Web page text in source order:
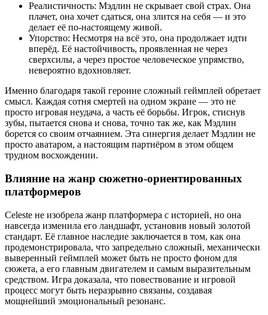
Реалистичность: Мэдлин не скрывает свой страх. Она
плачет, она хочет сдаться, она злится на себя — и это
делает её по-настоящему живой.
Упорство: Несмотря на всё это, она продолжает идти
вперёд. Её настойчивость, проявленная не через
сверхсилы, а через простое человеческое упрямство,
невероятно вдохновляет.
Именно благодаря такой героине сложный геймплей обретает
смысл. Каждая сотня смертей на одном экране — это не
просто игровая неудача, а часть её борьбы. Игрок, стиснув
зубы, пытается снова и снова, точно так же, как Мэдлин
борется со своим отчаянием. Эта синергия делает Мэдлин не
просто аватаром, а настоящим партнёром в этом общем
трудном восхождении.
Влияние на жанр сюжетно-ориентированных
платформеров
Celeste не изобрела жанр платформера с историей, но она
навсегда изменила его ландшафт, установив новый золотой
стандарт. Её главное наследие заключается в том, как она
продемонстрировала, что запредельно сложный, механически
выверенный геймплей может быть не просто фоном для
сюжета, а его главным двигателем и самым выразительным
средством. Игра доказала, что повествование и игровой
процесс могут быть неразрывно связаны, создавая
мощнейший эмоциональный резонанс.